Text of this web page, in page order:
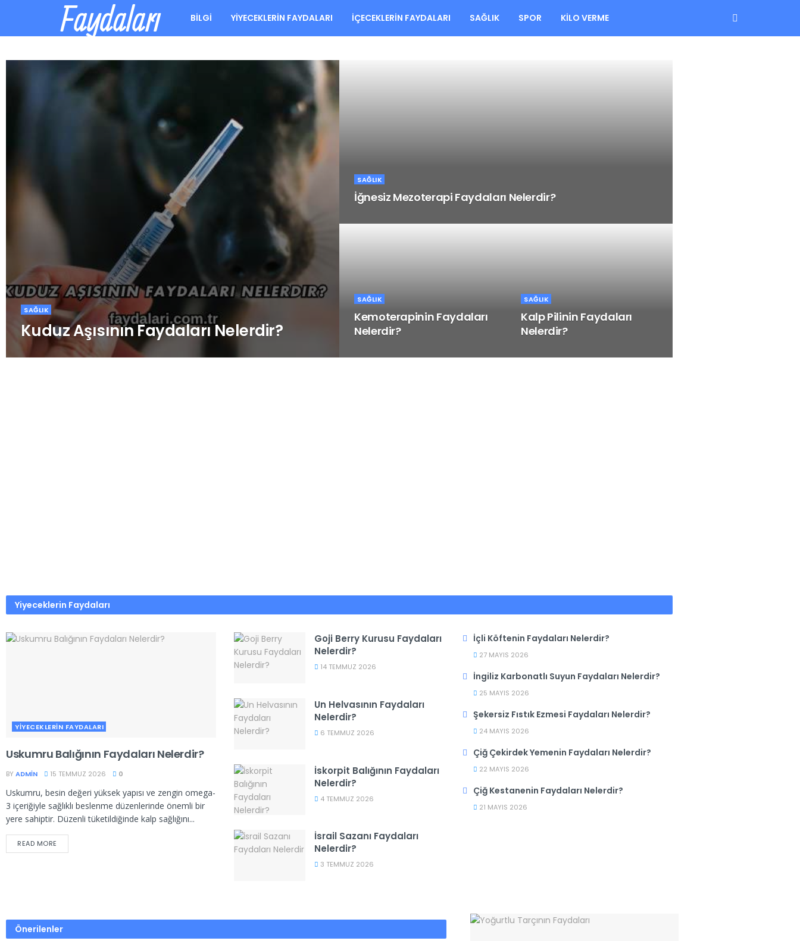
Faydaları BILGI YIYECEKLERIN FAYDALARI İÇECEKLERIN FAYDALARI SAĞLIK SPOR KILO VERME
SAĞLIK
Kuduz Aşısının Faydaları Nelerdir?
SAĞLIK
İğnesiz Mezoterapi Faydaları Nelerdir?
SAĞLIK
Kemoterapinin Faydaları
Nelerdir?
SAĞLIK
Kalp Pilinin Faydaları
Nelerdir?
Yiyeceklerin Faydaları
YIYECEKLERIN FAYDALARI
Uskumru Balığının Faydaları Nelerdir?
BY ADMIN 15 TEMMUZ 2026 0
Uskumru, besin değeri yüksek yapısı ve zengin omega-
3 içeriğiyle sağlıklı beslenme düzenlerinde önemli bir
yere sahiptir. Düzenli tüketildiğinde kalp sağlığını...
READ MORE
Goji Berry Kurusu Faydaları
Nelerdir?
14 TEMMUZ 2026
Un Helvasının Faydaları
Nelerdir?
6 TEMMUZ 2026
İskorpit Balığının Faydaları
Nelerdir?
4 TEMMUZ 2026
İsrail Sazanı Faydaları
Nelerdir?
3 TEMMUZ 2026
İçli Köftenin Faydaları Nelerdir?
27 MAYIS 2026
İngiliz Karbonatlı Suyun Faydaları Nelerdir?
25 MAYIS 2026
Şekersiz Fıstık Ezmesi Faydaları Nelerdir?
24 MAYIS 2026
Çiğ Çekirdek Yemenin Faydaları Nelerdir?
22 MAYIS 2026
Çiğ Kestanenin Faydaları Nelerdir?
21 MAYIS 2026
Önerilenler